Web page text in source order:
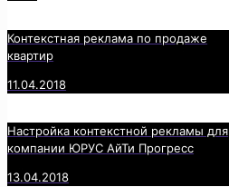
Контекстная реклама по продаже
квартир
11.04.2018
Настройка контекстной рекламы для
компании ЮРУС АйТи Прогресс
13.04.2018